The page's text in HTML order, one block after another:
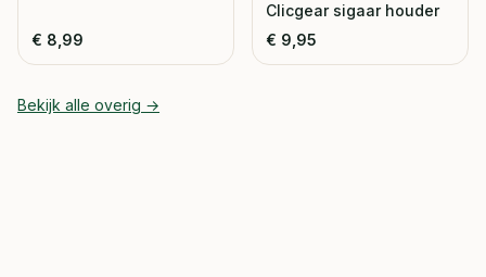
€ 8,99
Clicgear sigaar houder
€ 9,95
Bekijk alle overig →